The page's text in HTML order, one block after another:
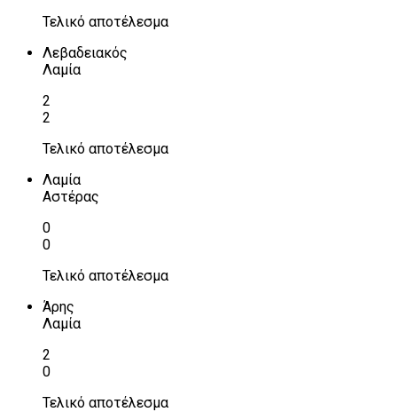
Τελικό αποτέλεσμα
Λεβαδειακός
Λαμία
2
2
Τελικό αποτέλεσμα
Λαμία
Αστέρας
0
0
Τελικό αποτέλεσμα
Άρης
Λαμία
2
0
Τελικό αποτέλεσμα